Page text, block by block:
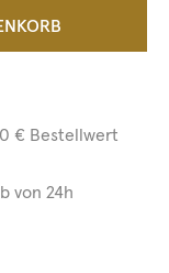
€ Bestellwert
von 24h